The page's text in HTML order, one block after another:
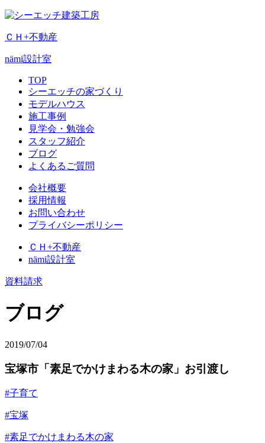
ＣＨ+不動産
nämi設計室
TOP
シーエッチの家づくり
モデルハウス
施工事例
見学会・勉強会
スタッフ紹介
ブログ
よくあるご質問
会社概要
採用情報
お問い合わせ
プライバシーポリシー
ＣＨ+不動産
nämi設計室
資料請求
ブログ
2019/07/04
宝塚市「素足でかけまわる木の家」お引渡し
#子育て
#宝塚
#素足でかけまわる木の家